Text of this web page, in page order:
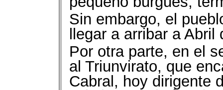
Sin embargo, el
llegar a arribar a
Por otra parte, en el
al Triunvirato, que
Cabral, hoy dirigente